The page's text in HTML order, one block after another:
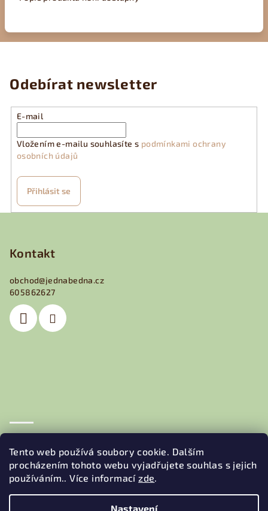
Tento web používá soubory cookie. Dalším
procházením tohoto webu vyjadřujete souhlas s jejich
používáním.. Více informacízde.
Nastavení
Odebírat newsletter
E-mail
Vložením e-mailu souhlasíte s podmínkami ochrany
osobních údajů
Přihlásit se
Kontakt
obchod@jednabedna.cz
605862627
Obchodní podmínky
Podmínky ochrany osobních údajů